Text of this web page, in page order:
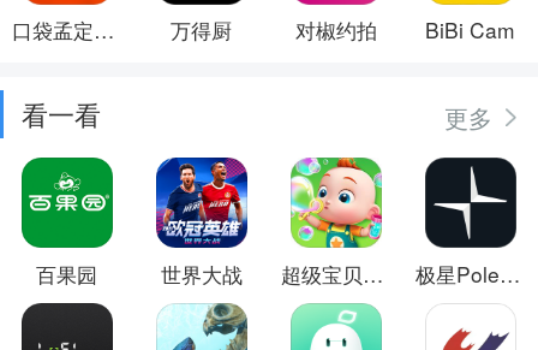
口袋孟定耿马 万得厨 对椒约拍 BiBi Cam
看一看 更多
百果园 世界大战 超级宝贝JoJo 极星Polestar